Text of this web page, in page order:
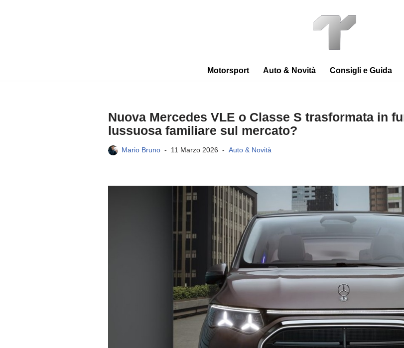
Motorsport
Auto & Novità Consigli e Guida
Nuova Mercedes VLE o Classe S trasformata in
lussuosa familiare sul mercato?
Mario Bruno 11 Marzo 2026 Auto & Novità